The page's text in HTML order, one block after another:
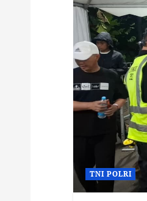
TNI POLRI